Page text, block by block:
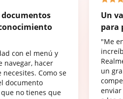
con el menú y
navegar, hacer
Como se
documento
no tienes que
Un
para
"Me
un